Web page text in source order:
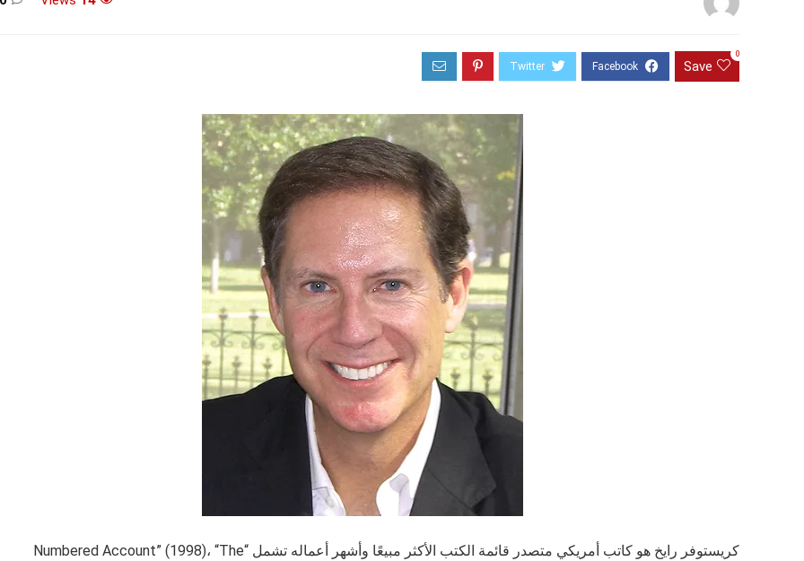
Save
0
كريستوفر رايخ هو كاتب أمريكي متصدر قائمة الكتب الأكثر مبيعًا وأشهر أعماله تشمل “Numbered Account” (1998)، “The